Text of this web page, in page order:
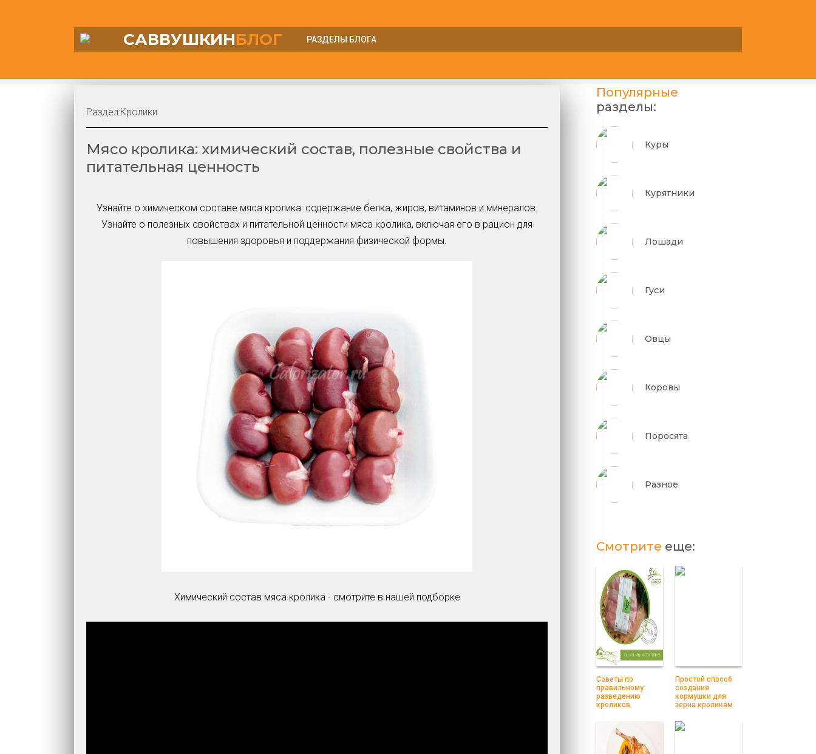
САВВУШКИНБЛОГ РАЗДЕЛЫ БЛОГА
Несушки
Овцы
Утки
Циплята
Шиншиллы
Коровы
Кролики
Шампиньоны
Инкубатор и все о нем
Сельхоз и спецтехника
Другое
Мясо кролика: химический состав, полезные свойства и
питательная ценность
Узнайте о химическом составе мяса кролика: содержание белка, жиров, витаминов и минералов.
Узнайте о полезных свойствах и питательной ценности мяса кролика, включая его в рацион для
повышения здоровья и поддержания физической формы.
Химический состав мяса кролика - смотрите в нашей подборке
Раздел:Кролики
Популярные
разделы:
Куры
Курятники
Лошади
Гуси
Овцы
Коровы
Поросята
Разное
Смотрите еще:
Советы по
правильному
разведению
кроликов
Простой способ
создания
кормушки для
зерна кроликам